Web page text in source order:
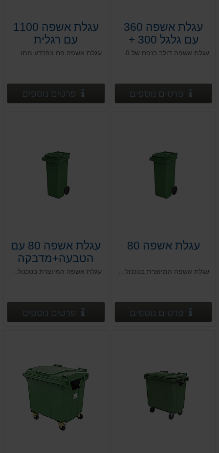
עגלת אשפה 360
עם גלגל 300 +
פעמון שחור +
פרטים נוספים פרטים נוספים
עגלת אשפה 1100
עם רגלית
פרטים נוספים
עגלת אשפה 80
עגלת אשפה המיוצרת בטכנולוגיה חדשנית העושה שימוש בחומרים עמידים בפני מפגעי אקלים
פרטים נוספים פרטים נוספים
עגלת אשפה 80 עם
הטבעה+מדבקה
עגלת אשפה המיוצרת בטכנולוגיה חדשנית העושה שימוש בחומרים עמידים בפני מפגעי אקלים
פרטים נוספים